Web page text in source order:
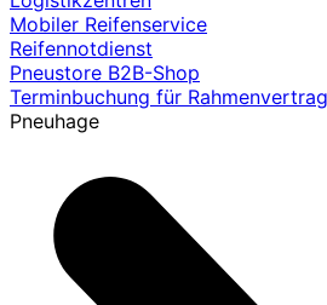
Mobiler Reifenservice
Reifennotdienst
Pneustore B2B-Shop
Terminbuchung für
Pneuhage